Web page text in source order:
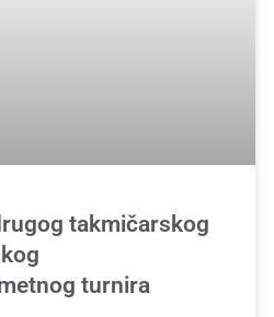
takmičarskog
turnira